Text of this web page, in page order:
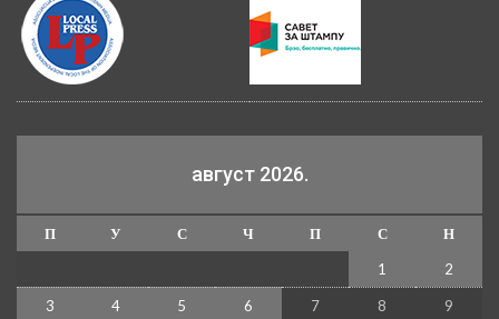
август 2026.
П У С Ч П С
Н
1
2
3 4 5 6 7 8 9